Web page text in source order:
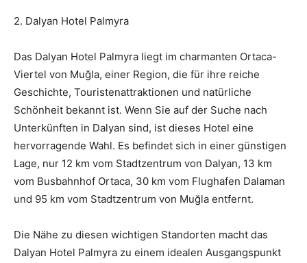
2. Dalyan Hotel Palmyra
Das Dalyan Hotel Palmyra liegt im charmanten Ortaca-
Viertel von Muğla, einer Region, die für ihre reiche
Geschichte, Touristenattraktionen und natürliche
Schönheit bekannt ist. Wenn Sie auf der Suche nach
Unterkünften in Dalyan sind, ist dieses Hotel eine
hervorragende Wahl. Es befindet sich in einer günstigen
Lage, nur 12 km vom Stadtzentrum von Dalyan, 13 km
vom Busbahnhof Ortaca, 30 km vom Flughafen Dalaman
und 95 km vom Stadtzentrum von Muğla entfernt.
Die Nähe zu diesen wichtigen Standorten macht das
Dalyan Hotel Palmyra zu einem idealen Ausgangspunkt